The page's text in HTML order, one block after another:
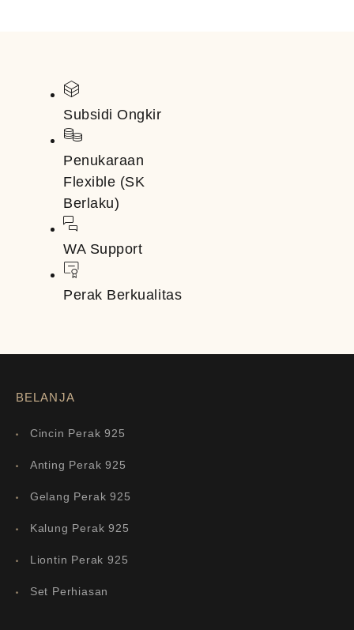
Subsidi Ongkir
Penukaraan
Flexible (SK
Berlaku)
WA Support
Perak Berkualitas
BELANJA
Cincin Perak 925
Anting Perak 925
Gelang Perak 925
Kalung Perak 925
Liontin Perak 925
Set Perhiasan